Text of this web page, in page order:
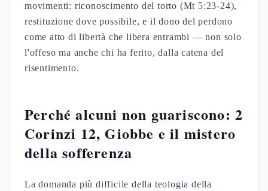
movimenti: riconoscimento del torto (Mt 5:23-24),
restituzione dove possibile, e il dono del perdono
come atto di libertà che libera entrambi — non solo
l'offeso ma anche chi ha ferito, dalla catena del
risentimento.
Perché alcuni non guariscono: 2
Corinzi 12, Giobbe e il mistero
della sofferenza
La domanda più difficile della teologia della